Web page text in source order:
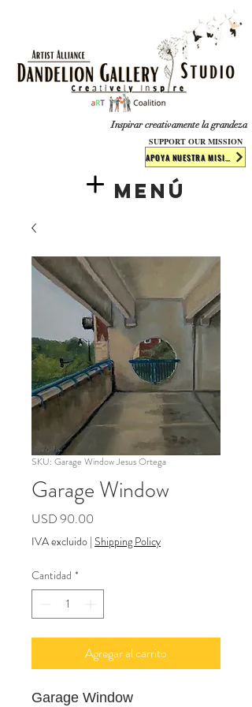
​​​Inspirar creativamente la grandeza
Menú
SUPPORT OUR MISSION
SKU: Garage Window Jesus Ortega
Garage Window
USD 90.00
IVA excluido | Shipping Policy
Cantidad *
Agregar al carrito
Garage Window